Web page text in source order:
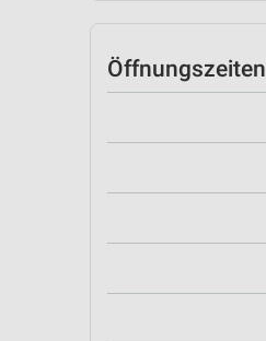
Öffnungszeiten